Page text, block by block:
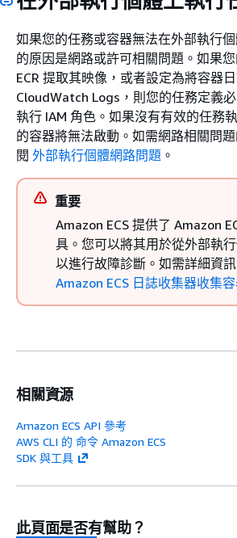
如果您的任務或容器無法在外部執行
的原因是網路或許可相關問題。如果
ECR 提取其映像，或者設定為將容器
CloudWatch Logs，則您的任務定義
執行 IAM 角色。如果沒有有效的任務
的容器將無法啟動。如需網路相關問
閱 外部執行個體網路問題 。
重要
Amazon ECS 提供了 Amazon
具。您可以將其用於從外部執
以進行故障診斷。如需詳細資
Amazon ECS 日誌收集器收集
相關資源
Amazon ECS API 參考
AWS CLI 的 命令 Amazon ECS
SDK 與工具
此頁面是否有幫助？